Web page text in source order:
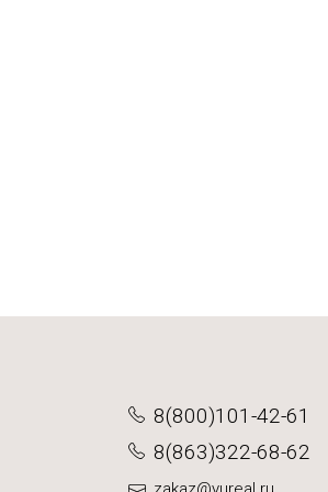
8(800)101-42-61
8(863)322-68-62